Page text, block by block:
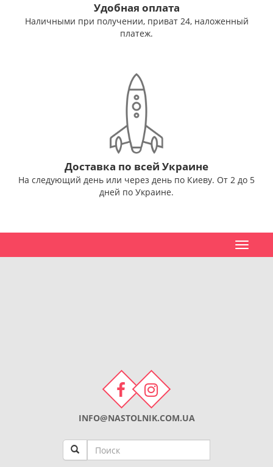
Удобная оплата
Наличными при получении, приват 24, наложенный
платеж.
Доставка по всей Украине
На следующий день или через день по Киеву. От 2 до 5
дней по Украине.
Toggle
INFO@NASTOLNIK.COM.UA